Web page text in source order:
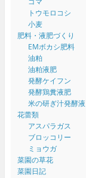
トウモロコシ
小麦
肥料・液肥づくり
EMボカシ肥料
油粕
油粕液肥
発酵ケイフン
発酵鶏糞液肥
米の研ぎ汁発酵液
花蕾類
アスパラガス
ブロッコリー
ミョウガ
菜園の草花
菜園日記